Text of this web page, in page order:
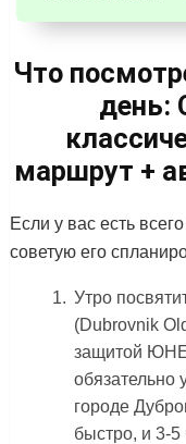
Что
день:
маршрут +
Если у вас есть всего
советую его
Утро
(Dubrovnik
защитой
обязательно
городе
быстро, и 3-5